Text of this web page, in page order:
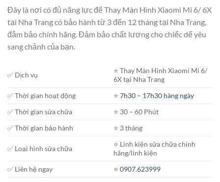
Đây là nơi có đủ năng lực để Thay Màn Hình Xiaomi Mi 6/ 6X
tại Nha Trang có bảo hành từ 3 đến 12 tháng tại Nha Trang,
đảm bảo chính hãng. Đảm bảo chất lượng cho chiếc dế yêu
sang chảnh của bạn.
✅ Dịch vụ
⭐️ Thay Màn Hình Xiaomi Mi 6/
6X tại Nha Trang
✅ Thời gian hoạt động
⭐️7h30 – 17h30 hàng ngày
✅ Thời gian sửa chữa
⭐️ 30 – 60 Phút
✅ Thời gian bảo hành
⭐️ 3 tháng
✅ Loại hình sửa chữa
⭐️ Linh kiện sửa chữa chính
hãng/linh kiện
✅ Liên hệ ngay
⭐️0907.623999